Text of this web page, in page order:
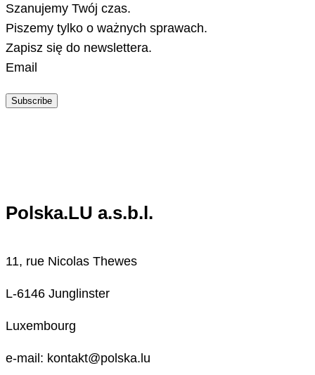
Szanujemy Twój czas.
Piszemy tylko o ważnych sprawach.
Zapisz się do newslettera.
Email
Subscribe
Polska.LU a.s.b.l.
11, rue Nicolas Thewes
L-6146 Junglinster
Luxembourg
e-mail: kontakt@polska.lu